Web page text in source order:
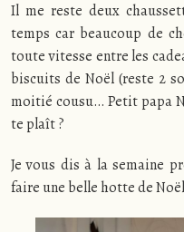
Il me reste deux
temps car beaucoup de
toute vitesse entre les
biscuits de Noël (reste 2
moitié cousu… Petit papa
te plaît ?
Je vous dis à la semaine
faire une belle hotte de Noël